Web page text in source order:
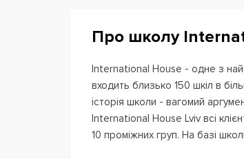
Про школу
International House - одне з
входить близько 150 шкіл в
історія школи - вагомий
International House Lviv всі
10 проміжних груп. На базі